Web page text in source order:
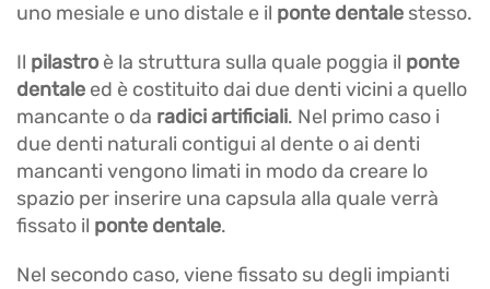
uno mesiale e uno distale e il ponte dentale stesso.
Il pilastro è la struttura sulla quale poggia il ponte
dentale ed è costituito dai due denti vicini a quello
mancante o da radici artificiali. Nel primo caso i
due denti naturali contigui al dente o ai denti
mancanti vengono limati in modo da creare lo
spazio per inserire una capsula alla quale verrà
fissato il ponte dentale.
Nel secondo caso, viene fissato su degli impianti